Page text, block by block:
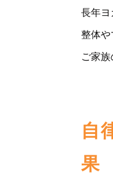
長年ヨ
整体や
ご家族
自
果